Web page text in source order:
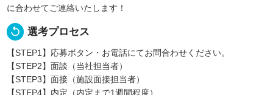
に合わせてご連絡いたします！
replay 選考プロセス
【STEP1】応募ボタン・お電話にてお問合わせください。
【STEP2】面談（当社担当者）
【STEP3】面接（施設面接担当者）
【STEP4】内定（内定まで1週間程度）